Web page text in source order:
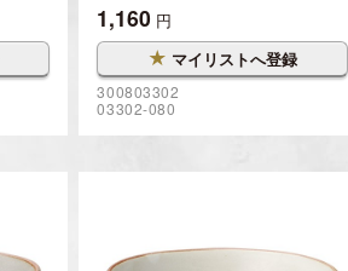
1,160 円
★ マイリストへ登録
300803302
03302-080